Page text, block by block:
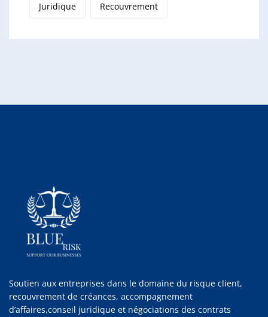
Juridique Recouvrement
Soutien aux entreprises dans le domaine du risque client,
recouvrement de créances, accompagnement
d’affaires,conseil juridique et négociations des contrats